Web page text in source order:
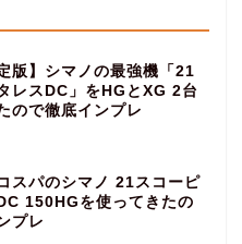
版】シマノの最強機「21
レスDC」をHGとXG 2台
ので徹底インプレ
スパのシマノ 21スコーピ
150HGを使ってきたの
プレ